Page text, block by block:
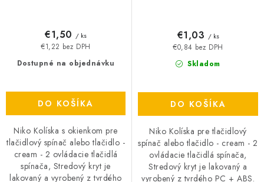
Dostupné na objednávku
€1,22 bez DPH
€1,50 / ks
DO KOŠÍKA
Niko Kolíska s okienkom pre
tlačidlový spínač alebo tlačidlo -
cream - 2 ovládacie tlačidlá
spínača, Stredový kryt je
lakovaný a vyrobený z tvrdého
Skladom
€0,84 bez DPH
€1,03 / ks
DO KOŠÍKA
Niko Kolíska pre tlačidlový
spínač alebo tlačidlo - cream - 2
ovládacie tlačidlá spínača,
Stredový kryt je lakovaný a
vyrobený z tvrdého PC + ABS.